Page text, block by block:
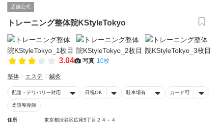
店舗公式
トレーニング整体院KStyleTokyo
3.04 写真 10枚
整体 エステ 鍼灸
配達・デリバリー対応 日祝OK 駐車場有 カード可
柔道整復師
住所
東京都渋谷区広尾5丁目２４－４